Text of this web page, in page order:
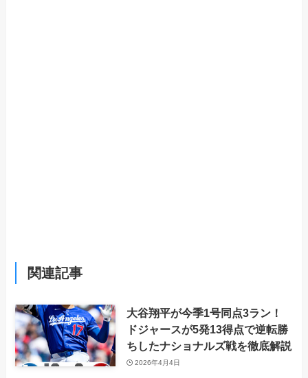
関連記事
大谷翔平が今季1号同点3ラン！
ドジャースが5発13得点で逆転勝
ちしたナショナルズ戦を徹底解説
2026年4月4日